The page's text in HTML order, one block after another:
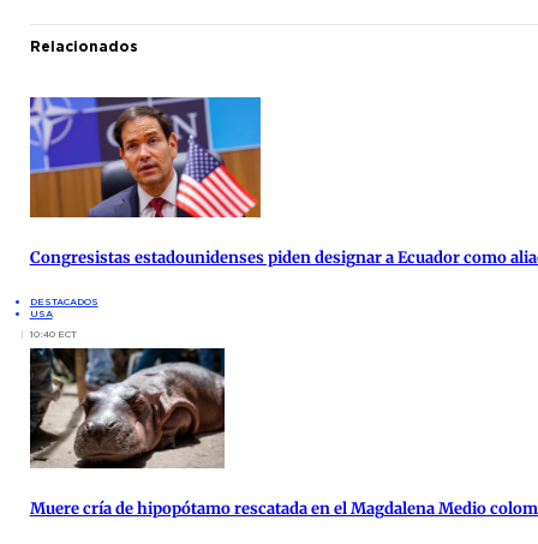
Relacionados
Congresistas estadounidenses piden designar a Ecuador como
DESTACADOS
USA
10:40 ECT
Muere cría de hipopótamo rescatada en el Magdalena Medio